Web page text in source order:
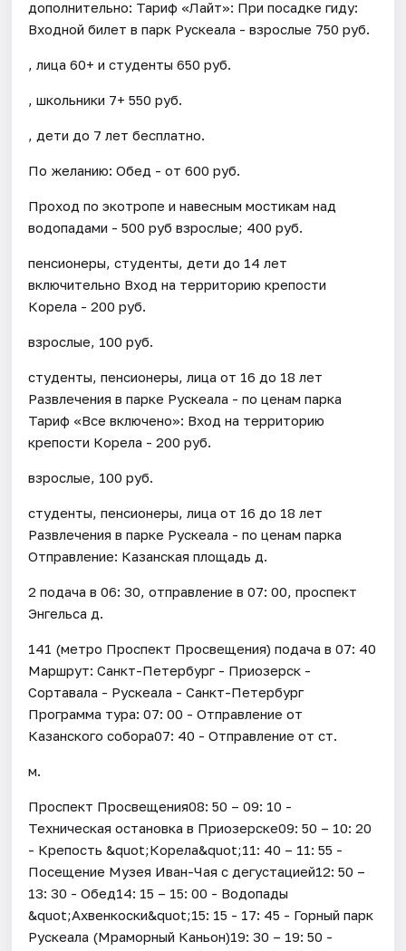
дополнительно: Тариф «Лайт»: При посадке гиду:
Входной билет в парк Рускеала - взрослые 750 руб.
, лица 60+ и студенты 650 руб.
, школьники 7+ 550 руб.
, дети до 7 лет бесплатно.
По желанию: Обед - от 600 руб.
Проход по экотропе и навесным мостикам над
водопадами - 500 руб взрослые; 400 руб.
пенсионеры, студенты, дети до 14 лет
включительно Вход на территорию крепости
Корела - 200 руб.
взрослые, 100 руб.
студенты, пенсионеры, лица от 16 до 18 лет
Развлечения в парке Рускеала - по ценам парка
Тариф «Все включено»: Вход на территорию
крепости Корела - 200 руб.
взрослые, 100 руб.
студенты, пенсионеры, лица от 16 до 18 лет
Развлечения в парке Рускеала - по ценам парка
Отправление: Казанская площадь д.
2 подача в 06: 30, отправление в 07: 00, проспект
Энгельса д.
141 (метро Проспект Просвещения) подача в 07: 40
Маршрут: Санкт-Петербург - Приозерск -
Сортавала - Рускеала - Санкт-Петербург
Программа тура: 07: 00 - Отправление от
Казанского собора07: 40 - Отправление от ст.
м.
Проспект Просвещения08: 50 – 09: 10 -
Техническая остановка в Приозерске09: 50 – 10: 20
- Крепость &quot;Корела&quot;11: 40 – 11: 55 -
Посещение Музея Иван-Чая с дегустацией12: 50 –
13: 30 - Обед14: 15 – 15: 00 - Водопады
&quot;Ахвенкоски&quot;15: 15 - 17: 45 - Горный парк
Рускеала (Мраморный Каньон)19: 30 – 19: 50 -